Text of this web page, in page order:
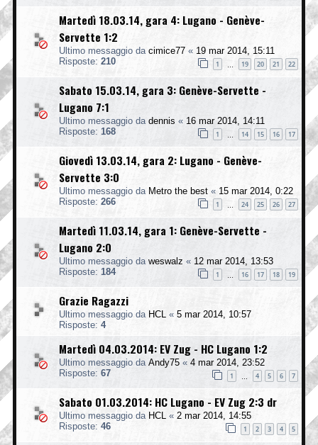
Martedì 18.03.14, gara 4: Lugano - Genève-
Servette 1:2
Ultimo messaggio da cimice77 « 19 mar 2014, 15:11
Risposte: 210 1 19 20 21 22
Sabato 15.03.14, gara 3: Genève-Servette -
Lugano 7:1
Ultimo messaggio da dennis « 16 mar 2014, 14:11
Risposte: 168 1 14 15 16 17
Giovedì 13.03.14, gara 2: Lugano - Genève-
Servette 3:0
Ultimo messaggio da Metro the best « 15 mar 2014, 0:22
Risposte: 266 1 24 25 26 27
Martedì 11.03.14, gara 1: Genève-Servette -
Lugano 2:0
Ultimo messaggio da weswalz « 12 mar 2014, 13:53
Risposte: 184 1 16 17 18 19
Grazie Ragazzi
Ultimo messaggio da HCL « 5 mar 2014, 10:57
Risposte: 4
Martedì 04.03.2014: EV Zug - HC Lugano 1:2
Ultimo messaggio da Andy75 « 4 mar 2014, 23:52
Risposte: 67 1 4 5 6 7
Sabato 01.03.2014: HC Lugano - EV Zug 2:3 dr
Ultimo messaggio da HCL « 2 mar 2014, 14:55
Risposte: 46 1 2 3 4 5